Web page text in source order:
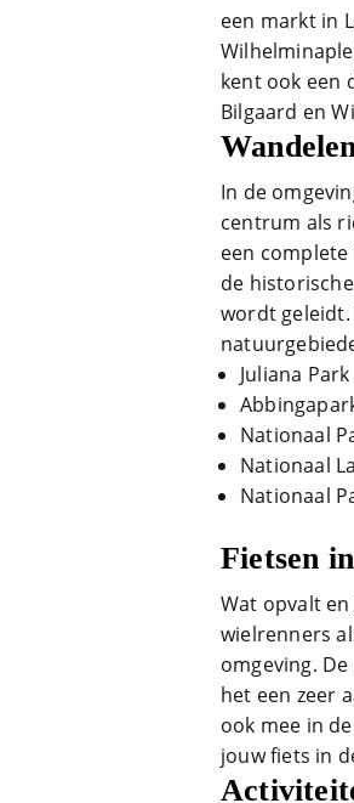
een markt in
kent ook een
Bilgaard en
In de
centrum als
een complete
de
wordt geleidt.
Juliana
Nationaal
Nationaal
Nationaal
Fietsen
Wat opvalt
wielrenners
omgeving.
het een zeer
ook mee in
jouw fiets in